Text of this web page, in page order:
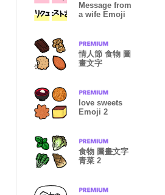
Message from
a wife Emoji
情人節 食物 圖
畫文字
love sweets
Emoji 2
食物 圖畫文字
青菜 2